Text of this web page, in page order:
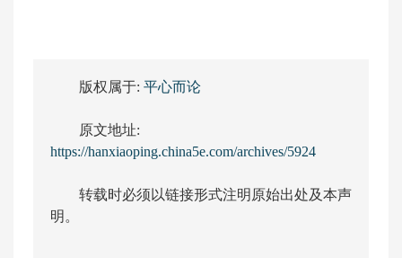
版权属于: 平心而论
原文地址:
https://hanxiaoping.china5e.com/archives/5924
转载时必须以链接形式注明原始出处及本声
明。